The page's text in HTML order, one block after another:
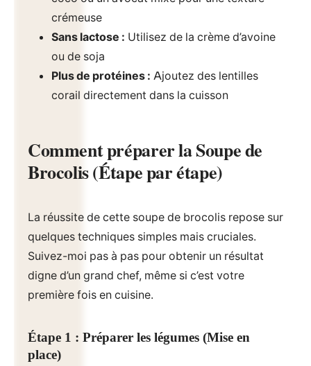
crémeuse
Sans lactose : Utilisez de la crème d’avoine
ou de soja
Plus de protéines : Ajoutez des lentilles
corail directement dans la cuisson
Comment préparer la Soupe de
Brocolis (Étape par étape)
La réussite de cette soupe de brocolis repose sur
quelques techniques simples mais cruciales.
Suivez-moi pas à pas pour obtenir un résultat
digne d’un grand chef, même si c’est votre
première fois en cuisine.
Étape 1 : Préparer les légumes (Mise en
place)